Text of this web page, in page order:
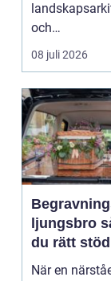
och
08 juli 2026
ljungsbro så hittar
du rätt
svår tid
När en